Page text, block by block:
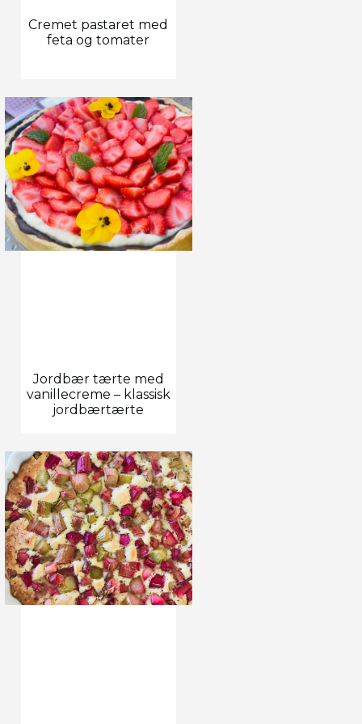
Cremet pastaret med
feta og tomater
Jordbær tærte med
vanillecreme – klassisk
jordbærtærte